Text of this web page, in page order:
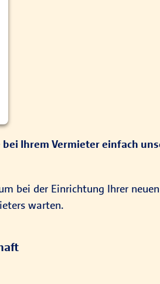
Ihrem Vermieter einfach
bei der Einrichtung Ihrer
warten.